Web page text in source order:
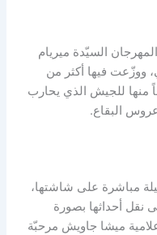
المهرجان السيّدة ميريام
ووزّعت فيها أكثر من
منها للجيش الذي يحارب
البقاع.
مباشرة على شاشتها،
أحداثها بصورة
ميشا جاويش مرحبّة